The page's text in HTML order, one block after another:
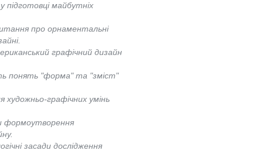
підготовці майбутніх
про орнаментальні
графічний дизайн
понять "форма" та "зміст"
графічних умінь
формоутворення
засади дослідження